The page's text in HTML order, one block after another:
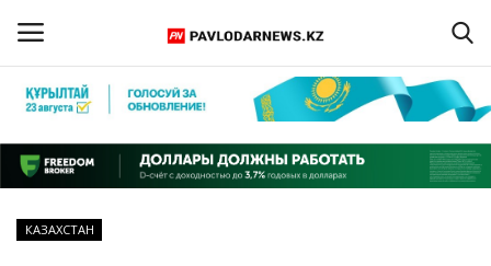
Регистрация
Главная
КАЗАХСТАН